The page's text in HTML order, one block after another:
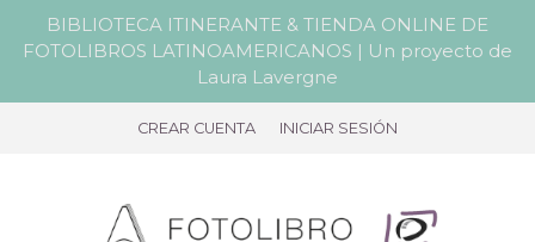
BIBLIOTECA ITINERANTE & TIENDA ONLINE DE
FOTOLIBROS LATINOAMERICANOS | Un proyecto de
Laura Lavergne
CREAR CUENTA INICIAR SESIÓN